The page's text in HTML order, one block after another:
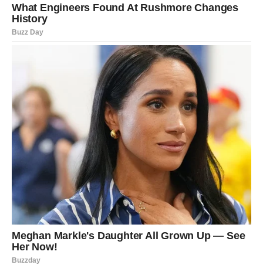
ŠKORPIJA – NAJVEĆI
PREPOROD IKADA
Škorpije ulaze u 2026. kao potpunonova verzija sebe
Sve što vas je lomilo – sada vas je oblikovalo. Ovo je
godina u kojoj sudbina briše staru bol i donosi
život
kakav zaslužujete
.
Ljubav
Škorpija u 2026.:
Doživljavasudbinsku ljubav
Ili duboko isceljenje u postojećem odnosu
Ovo je ljubav koja vas
razume do srži
. Bez igara. Bez
straha.